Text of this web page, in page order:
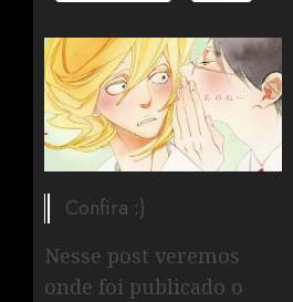
Confira :)
Nesse post veremos
onde foi publicado o